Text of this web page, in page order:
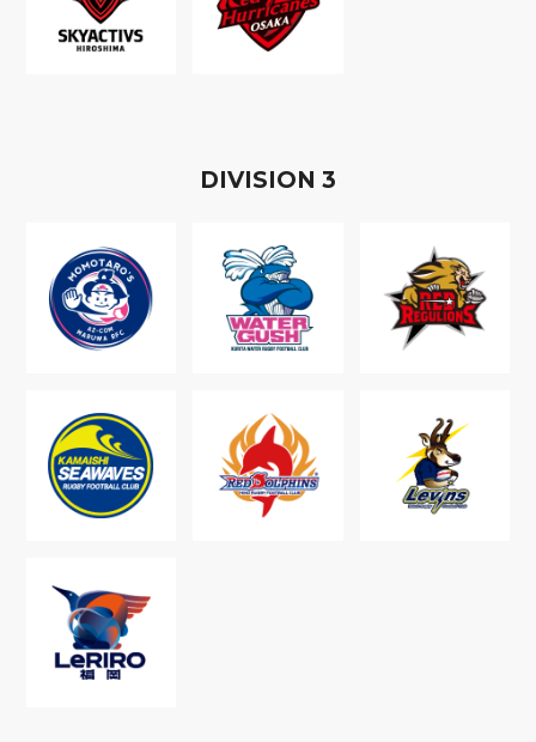
DIVISION 3